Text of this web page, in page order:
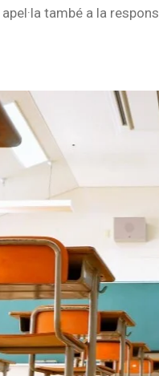
apel·la també a la